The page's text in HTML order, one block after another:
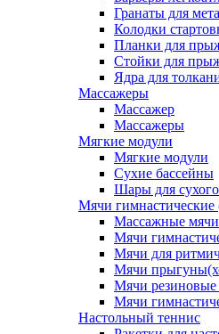
Гранаты для
Колодки
Планки для
Стойки для
Ядра для
Массажеры
Массажер
Массажеры
Мягкие модули
Мягкие модули
Сухие бассейны
Шары для сухого
Мячи
Массажные мячи
Мячи
Мячи для
Мячи
Мячи резиновые
Мячи
Настольный теннис